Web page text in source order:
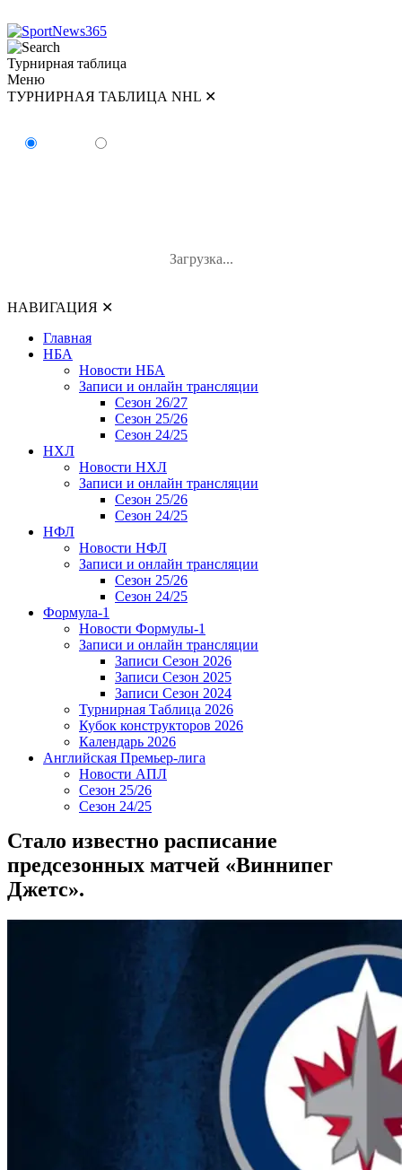
Турнирная таблица
Меню
ТУРНИРНАЯ ТАБЛИЦА NHL ✕
Загрузка...
НАВИГАЦИЯ ✕
Главная
НБА
Новости НБА
Записи и онлайн трансляции
Сезон 26/27
Сезон 25/26
Сезон 24/25
НХЛ
Новости НХЛ
Записи и онлайн трансляции
Сезон 25/26
Сезон 24/25
НФЛ
Новости НФЛ
Записи и онлайн трансляции
Сезон 25/26
Сезон 24/25
Формула-1
Новости Формулы-1
Записи и онлайн трансляции
Записи Сезон 2026
Записи Сезон 2025
Записи Сезон 2024
Турнирная Таблица 2026
Кубок конструкторов 2026
Календарь 2026
Английская Премьер-лига
Новости АПЛ
Сезон 25/26
Сезон 24/25
Стало известно расписание
предсезонных матчей «Виннипег
Джетс».